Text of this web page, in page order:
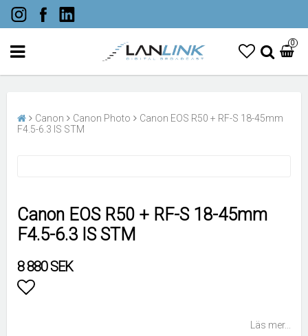
0
Canon Canon Photo
Canon EOS R50 + RF-S 18-45mm
F4.5-6.3 IS STM
Canon EOS R50 + RF-S 18-45mm
F4.5-6.3 IS STM
8 880 SEK
Läs mer...